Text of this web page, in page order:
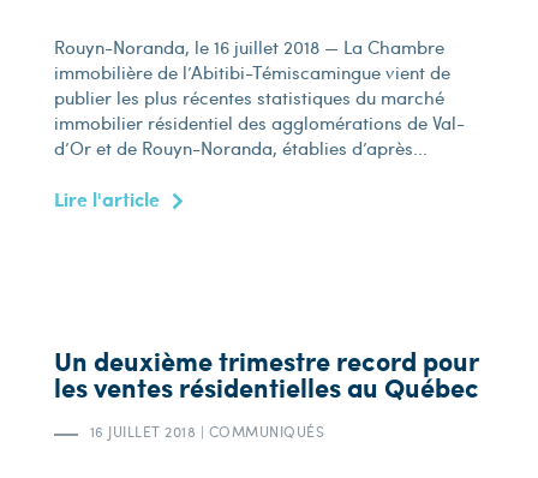
Rouyn-Noranda, le 16 juillet 2018 — La Chambre
immobilière de l’Abitibi-Témiscamingue vient de
publier les plus récentes statistiques du marché
immobilier résidentiel des agglomérations de Val-
d’Or et de Rouyn-Noranda, établies d’après...
Lire l'article
Un deuxième trimestre record pour
les ventes résidentielles au Québec
16 JUILLET 2018 | COMMUNIQUÉS